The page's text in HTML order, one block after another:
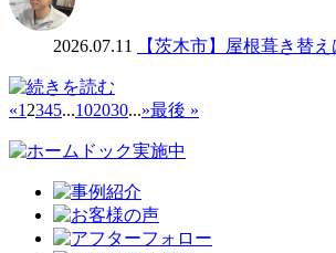
2026.07.11 【茨木市】屋根葺き替
«1 2345...102030...»最後 »